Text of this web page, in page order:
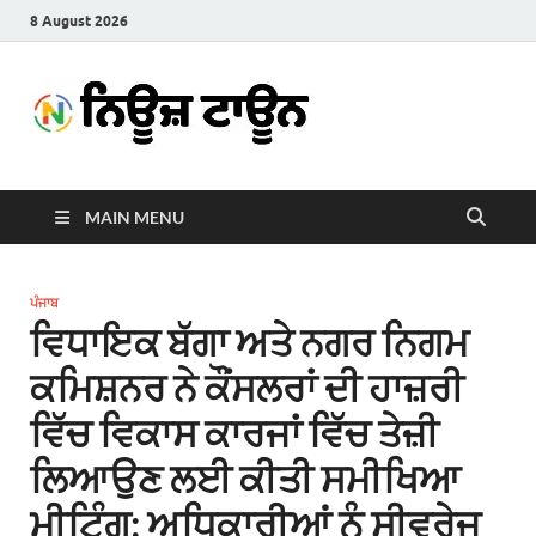
8 August 2026
Town
MAIN MENU
ਪੰਜਾਬ
ਵਿਧਾਇਕ ਬੱਗਾ ਅਤੇ ਨਗਰ ਨਿਗਮ
ਕਮਿਸ਼ਨਰ ਨੇ ਕੌਂਸਲਰਾਂ ਦੀ ਹਾਜ਼ਰੀ
ਵਿੱਚ ਵਿਕਾਸ ਕਾਰਜਾਂ ਵਿੱਚ ਤੇਜ਼ੀ
ਲਿਆਉਣ ਲਈ ਕੀਤੀ ਸਮੀਖਿਆ
ਮੀਟਿੰਗ; ਅਧਿਕਾਰੀਆਂ ਨੂੰ ਸੀਵਰੇਜ